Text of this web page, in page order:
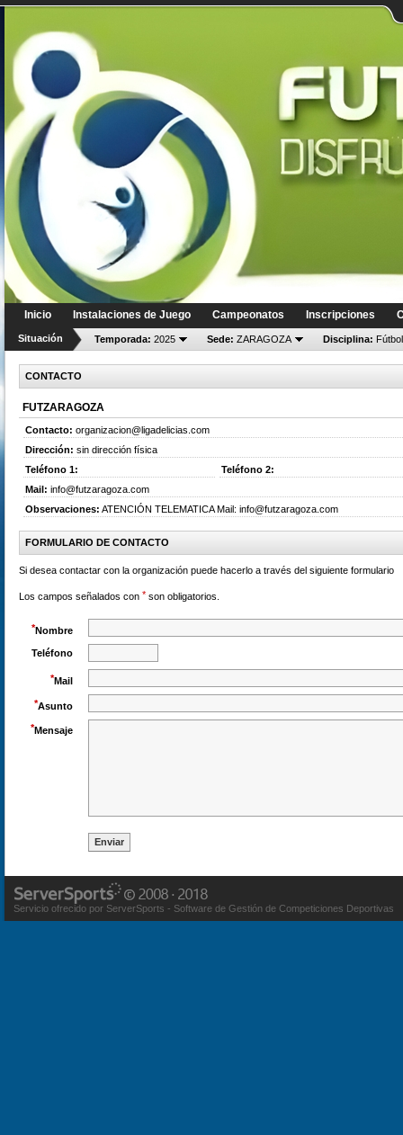
Inicio Instalaciones de Juego Campeonatos Inscripciones
Situación Temporada: 2025 Sede: ZARAGOZA Disciplina:
CONTACTO
FUTZARAGOZA
Contacto: organizacion@ligadelicias.com
Dirección: sin dirección física
Teléfono 1: Teléfono 2:
Mail: info@futzaragoza.com
Observaciones: ATENCIÓN TELEMATICA Mail: info@futzaragoza.com
FORMULARIO DE CONTACTO
Si desea contactar con la organización puede hacerlo a través del siguiente formulario
Los campos señalados con * son obligatorios
*Nombre
Teléfono
*Mail
*Asunto
*Mensaje
Servicio ofrecido por ServerSports - Software de Gestión de Competiciones Deportivas